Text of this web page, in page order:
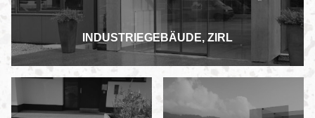
INDUSTRIEGEBÄUDE, ZIRL